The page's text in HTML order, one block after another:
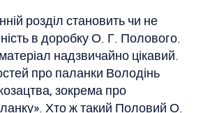
розділ становить чи не
в доробку О. Г. Полового.
надзвичайно цікавий.
про паланки Володінь
зокрема про
Хто ж такий Половий О.